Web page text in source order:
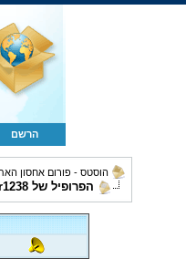
הרשם
הוסטס - פורום אחסון
הפרופיל של yair1238